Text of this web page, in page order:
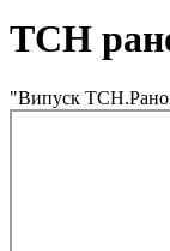
ТСН
"Випуск